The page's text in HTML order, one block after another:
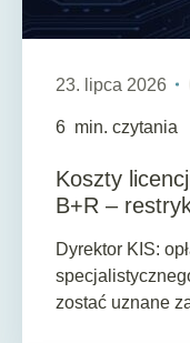
23. lipca 2026
6 min. czytania
Koszty
B+R –
Dyrektor KIS:
zostać uznane